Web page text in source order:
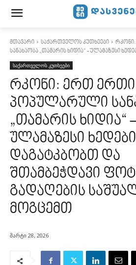
მთავარი საქართველოს კუთხეები
სანახაობა „თამარის ხიდია“ - ულამაზესი
საქართველოს კუთხეები
რკონი: ერთ ერთი
პოპულარული
„თამარის ხიდია“
ულამაზესი
დაგატკბობთ და
შთამბეჭდავი
გადაღების
მოგცემთ
მარტი 28, 2026